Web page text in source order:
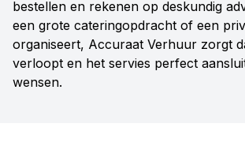
bestellen en rekenen op deskundig
een grote cateringopdracht of een
organiseert, Accuraat Verhuur zorgt
verloopt en het servies perfect
wensen.